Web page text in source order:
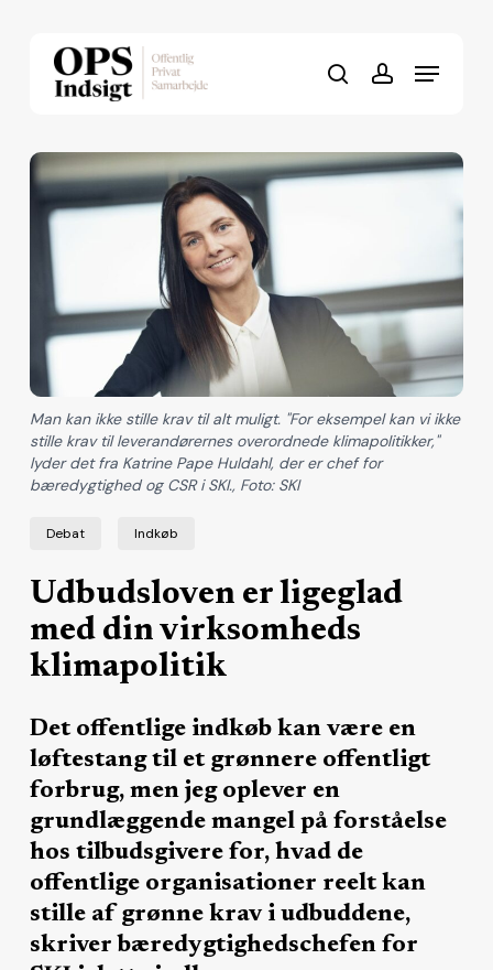
searchaccount
Menu
Debat Indkøb
Udbudsloven er ligeglad
med din virksomheds
klimapolitik
Det offentlige indkøb kan være en
løftestang til et grønnere offentligt
forbrug, men jeg oplever en
grundlæggende mangel på forståelse
hos tilbudsgivere for, hvad de
offentlige organisationer reelt kan
stille af grønne krav i udbuddene,
skriver bæredygtighedschefen for
Man kan ikke stille krav til alt muligt. "For eksempel kan vi ikke
stille krav til leverandørernes overordnede klimapolitikker,"
lyder det fra Katrine Pape Huldahl, der er chef for
bæredygtighed og CSR i SKI., Foto: SKI
Close